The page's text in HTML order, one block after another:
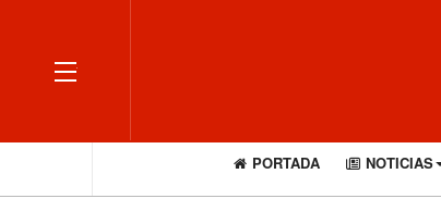
OFF CANVAS
PORTADA NOTICIAS